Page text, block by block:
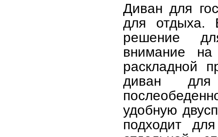
Диван для
для отдыха.
решение
внимание
раскладной
диван
удобную
подходит